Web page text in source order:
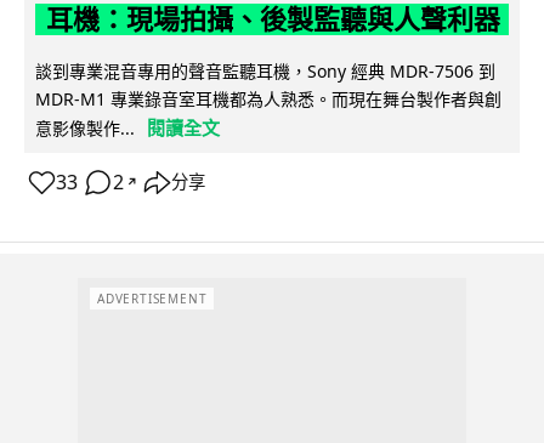
耳機：現場拍攝、後製監聽與人聲利器
談到專業混音專用的聲音監聽耳機，Sony 經典 MDR-7506 到
MDR-M1 專業錄音室耳機都為人熟悉。而現在舞台製作者與創
意影像製作...
閱讀全文
33 2 ↗ 分享
ADVERTISEMENT